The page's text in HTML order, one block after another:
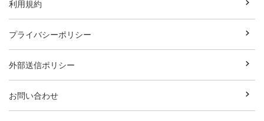
利用規約
プライバシーポリシー
外部送信ポリシー
お問い合わせ